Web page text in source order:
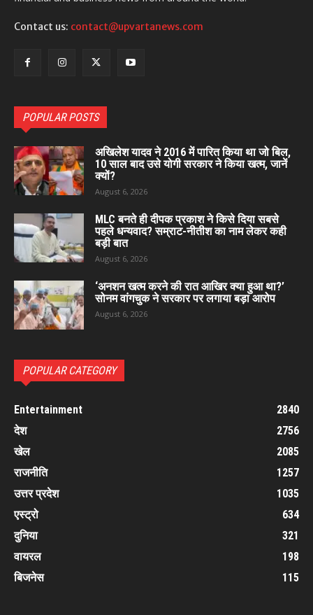
Contact us: contact@upvartanews.com
POPULAR POSTS
अखिलेश यादव ने 2016 में पारित किया था जो बिल,
10 साल बाद उसे योगी सरकार ने किया खत्म, जानें
क्यों?
August 6, 2026
MLC बनते ही दीपक प्रकाश ने किसे दिया सबसे
पहले धन्यवाद? सम्राट-नीतीश का नाम लेकर कही
बड़ी बात
August 6, 2026
‘अनशन खत्म करने की रात आखिर क्या हुआ था?’
सोनम वांगचुक ने सरकार पर लगाया बड़ा आरोप
August 6, 2026
POPULAR CATEGORY
Entertainment
2840
देश
2756
खेल
2085
राजनीति
1257
उत्तर प्रदेश
1035
एस्ट्रो
634
दुनिया
321
वायरल
198
बिजनेस
115